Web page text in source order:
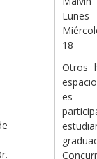
18
Otros
es